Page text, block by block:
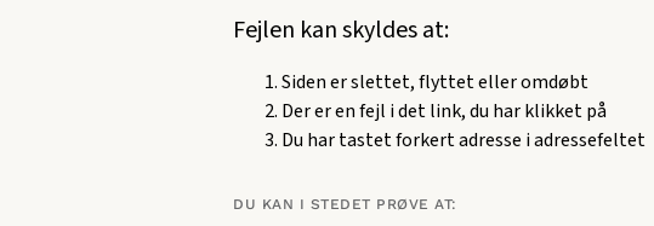
Fejlen kan skyldes at:
Siden er slettet, flyttet eller omdøbt
Der er en fejl i det link, du har klikket på
Du har tastet forkert adresse i adressefeltet
DU KAN I STEDET PRØVE AT: